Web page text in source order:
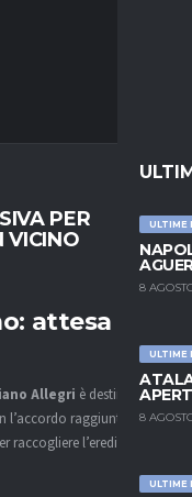
ULTIME
8
ULTIME
8
ULTIME
PER
VICINO
attesa
Allegri è destinato a
l’accordo raggiunto già
raccogliere l’eredità di